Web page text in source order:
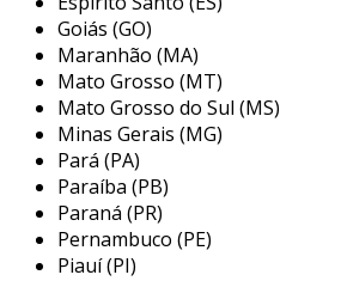
trajetória de mais de 20 anos, a
um portfólio diversificado que inclui
manutenção, engenharia e fabricação
máquinas. o compromisso com alta
adequação às normas de segurança,
12, são pilares da sua atuação. entre
disponibilizadas, a empresa realiza
industrial, desenvolvimento de
personalizadas e criação de projetos
mecânicos, sempre buscando atender
Goiás (GO)
Maranhão (MA)
Mato Grosso (MT)
Mato Grosso do Sul (MS)
Minas Gerais (MG)
Pará (PA)
Paraíba (PB)
Paraná (PR)
Pernambuco (PE)
Piauí (PI)